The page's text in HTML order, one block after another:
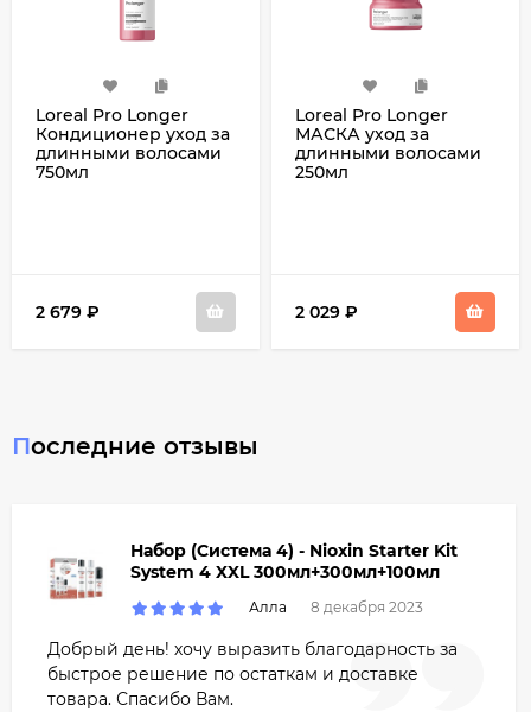
Loreal Pro Longer
Кондиционер уход за
длинными волосами
750мл
2 679 ₽
Loreal Pro Longer
МАСКА уход за
длинными волосами
250мл
2 029 ₽
Последние отзывы
Набор (Система 4) - Nioxin Starter Kit
System 4 XXL 300мл+300мл+100мл
Алла 8 декабря 2023
Добрый день! хочу выразить благодарность за
быстрое решение по остаткам и доставке
товара. Спасибо Вам.